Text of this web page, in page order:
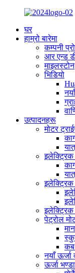
घर
हाम्रो बारेमा
कम्पनी
आर एन्ड
माइलस्टोन
भिडियो
उत्पादनहरू
मोटर
पेट्रोल
कब
नयाँ ऊर्जा
ऊर्जा